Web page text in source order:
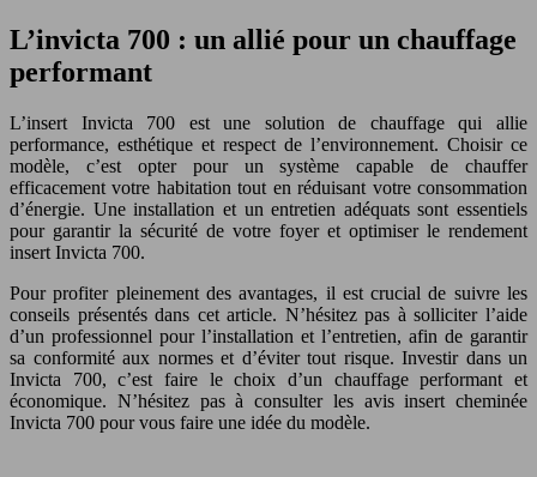
L’invicta 700 : un allié pour un chauffage
performant
L’insert Invicta 700 est une solution de chauffage qui allie
performance, esthétique et respect de l’environnement. Choisir ce
modèle, c’est opter pour un système capable de chauffer
efficacement votre habitation tout en réduisant votre consommation
d’énergie. Une installation et un entretien adéquats sont essentiels
pour garantir la sécurité de votre foyer et optimiser le rendement
insert Invicta 700.
Pour profiter pleinement des avantages, il est crucial de suivre les
conseils présentés dans cet article. N’hésitez pas à solliciter l’aide
d’un professionnel pour l’installation et l’entretien, afin de garantir
sa conformité aux normes et d’éviter tout risque. Investir dans un
Invicta 700, c’est faire le choix d’un chauffage performant et
économique. N’hésitez pas à consulter les avis insert cheminée
Invicta 700 pour vous faire une idée du modèle.